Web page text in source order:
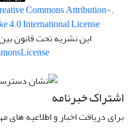
.This work is licensed under a
Commons Attribution-
4.0 International License
این نشریه تحت قانون
License
اشتراک خبرنامه
برای دریافت اخبار و اطلاعیه